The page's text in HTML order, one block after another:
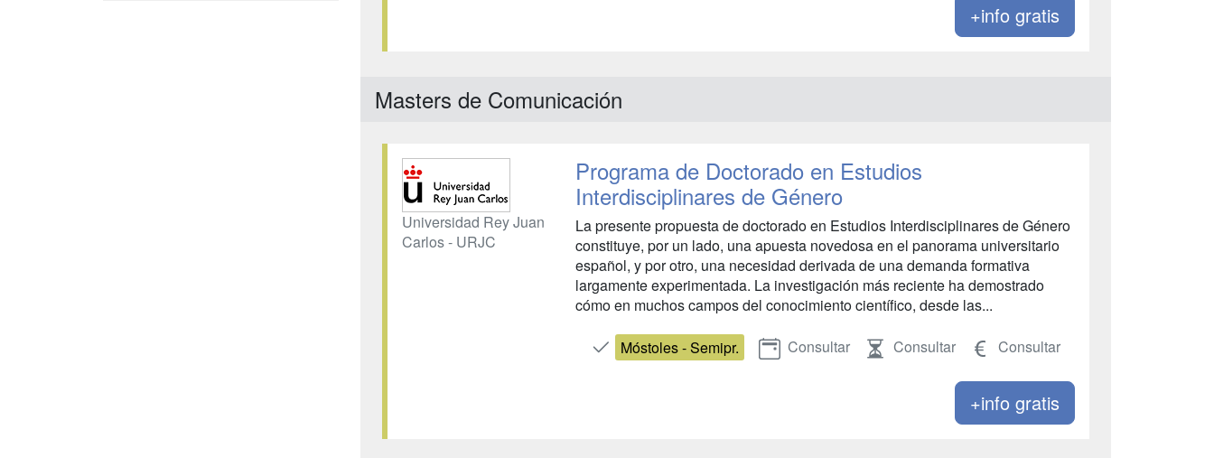
+info gratis
Masters de Comunicación
Universidad Rey Juan
Carlos - URJC
Programa de Doctorado en Estudios
Interdisciplinares de Género
La presente propuesta de doctorado en Estudios Interdisciplinares de Género
constituye, por un lado, una apuesta novedosa en el panorama universitario
español, y por otro, una necesidad derivada de una demanda formativa
largamente experimentada. La investigación más reciente ha demostrado
cómo en muchos campos del conocimiento científico, desde las...
Móstoles - Semipr. Consultar Consultar Consultar
+info gratis